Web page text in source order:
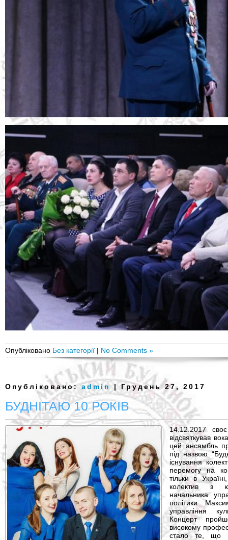
Опубліковано Без категорії | No Comments »
Опубліковано:admin| Грудень 27, 2017
БУДНІТАЮ 10 РОКІВ
14.12.2017
відсвяткував
цей ансамбль
під назвою
існування
перемогу на
тільки в
колектив з
начальника
політики
управління
Концерт
високому
стало те, що